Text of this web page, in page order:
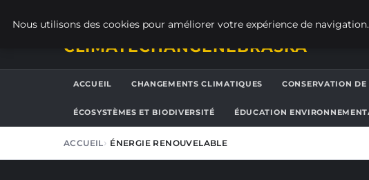
CLIMATECHANGENEBRASKA
ACCUEIL CHANGEMENTS CLIMATIQUES CONSERVATION
ÉCOSYSTÈMES ET BIODIVERSITÉ ÉDUCATION
ACCUEIL ÉNERGIE RENOUVELABLE
Nous utilisons des cookies pour améliorer votre expérience de